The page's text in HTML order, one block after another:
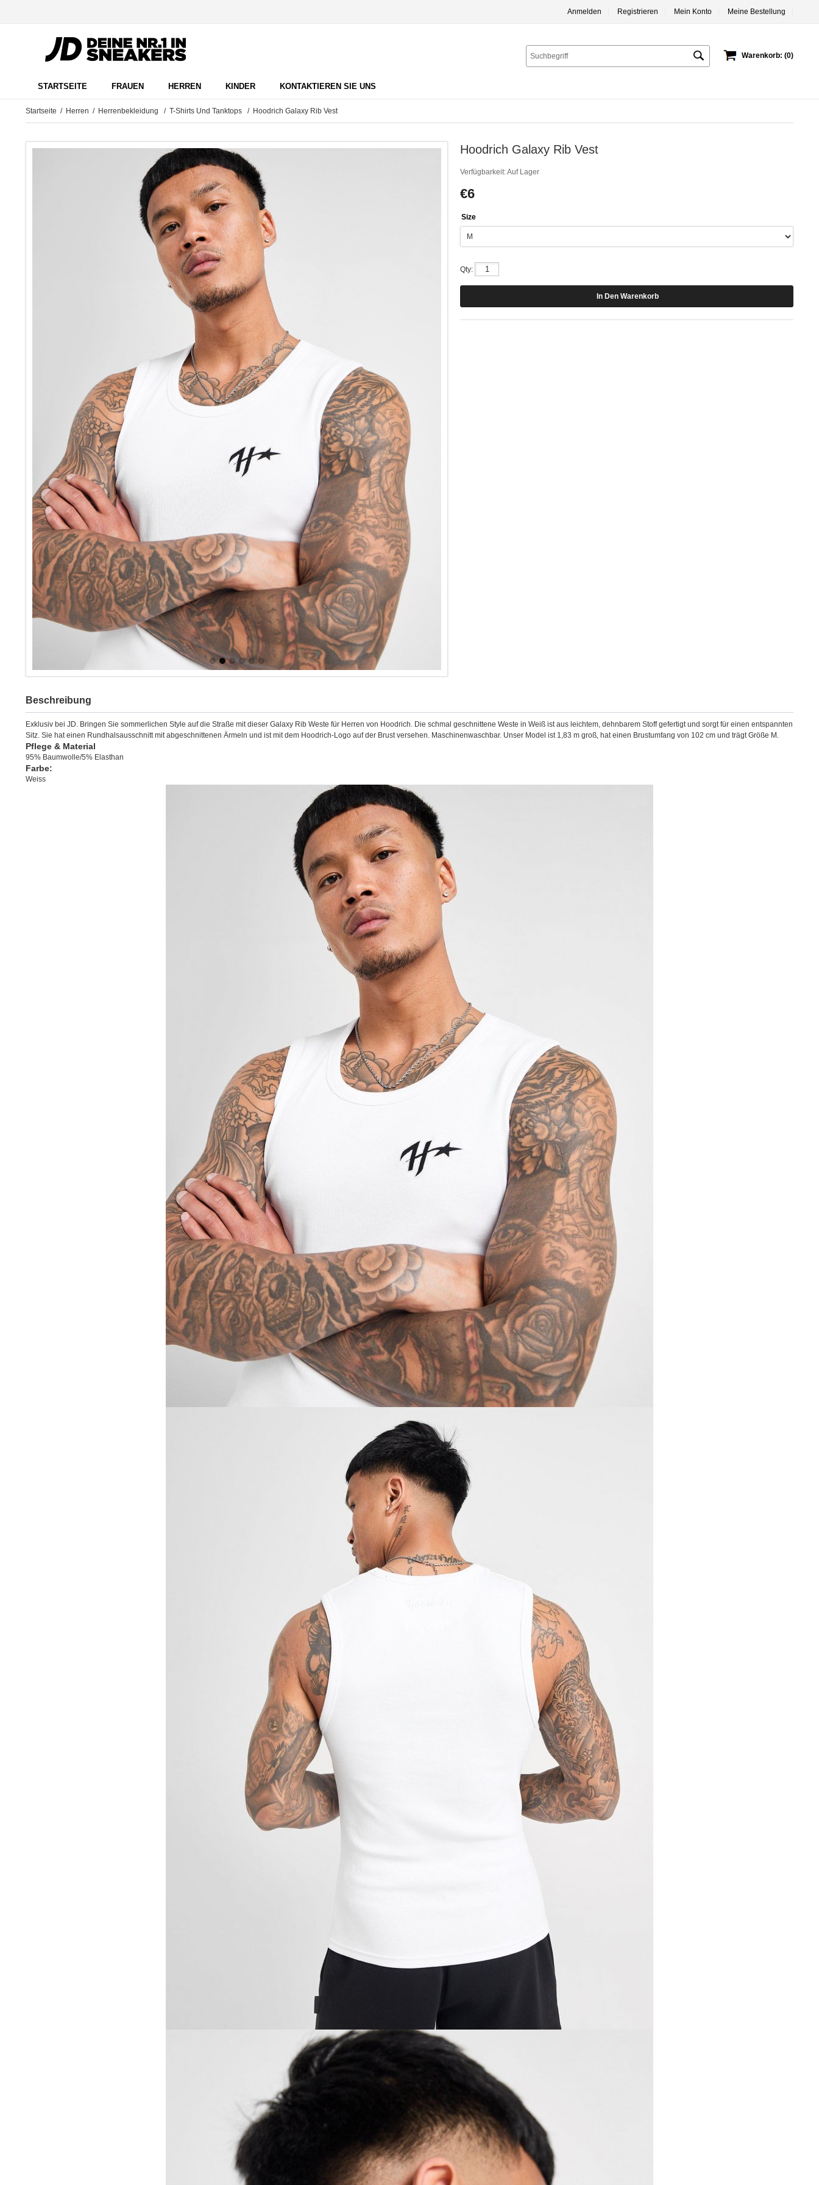
Anmelden Registrieren Mein Konto Meine Bestellung
Warenkorb: (0)
STARTSEITE FRAUEN HERREN KINDER KONTAKTIEREN SIE UNS
Startseite / Herren / Herrenbekleidung / T-Shirts Und Tanktops / Hoodrich Galaxy Rib Vest
Hoodrich Galaxy Rib Vest
Verfügbarkeit:Auf Lager
€6
Size
Qty:
Beschreibung
Exklusiv bei JD. Bringen Sie sommerlichen Style auf die Straße mit dieser Galaxy Rib Weste für Herren von Hoodrich. Die schmal geschnittene Weste in Weiß ist aus leichtem, dehnbarem Stoff gefertigt und sorgt für einen entspannten
Sitz. Sie hat einen Rundhalsausschnitt mit abgeschnittenen Ärmeln und ist mit dem Hoodrich-Logo auf der Brust versehen. Maschinenwaschbar. Unser Model ist 1,83 m groß, hat einen Brustumfang von 102 cm und trägt Größe M.
Pflege & Material
95% Baumwolle/5% Elasthan
Farbe:
Weiss